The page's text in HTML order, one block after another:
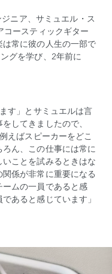
ニア、サミュエル・ス
コースティックギター
常に彼の人生の一部で
グを学び、2年前に
す」とサミュエルは言
してきましたので、
えばスピーカーをどこ
ん、この仕事には常に
ことを試みるときはな
係が非常に重要になる
ムの一員であると感
あると感じています」